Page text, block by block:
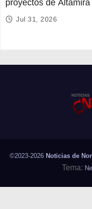
proyectos de Altamira
Jul 31, 2026
©2023-2026 Noticias de
Tema: